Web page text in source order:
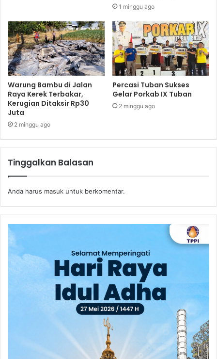
1 minggu ago
Warung Bambu di Jalan
Raya Kerek Terbakar,
Kerugian Ditaksir Rp30
Juta
2 minggu ago
Percasi Tuban Sukses
Gelar Porkab IX Tuban
2 minggu ago
Tinggalkan Balasan
Anda harus masuk untuk berkomentar.